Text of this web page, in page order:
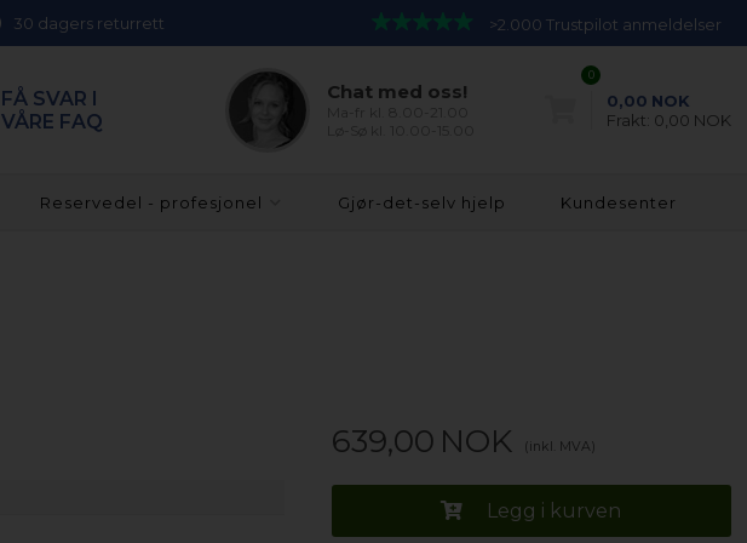
30 dagers returrett >2.000 Trustpilot anmeldelser
FÅ SVAR I
VÅRE FAQ
Chat med oss!
0
0,00 NOK
Frakt: 0,00 NOK
Reservedel - profesjonel Gjør-det-selv hjelp Kundesenter
639,00 NOK (inkl. MVA)
Legg i kurven